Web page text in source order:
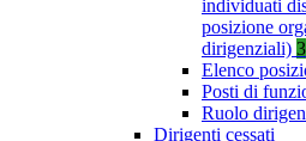
individuati
posizione
dirigenziali) 3
Elenco
Posti di
Ruolo
Dirigenti cessati